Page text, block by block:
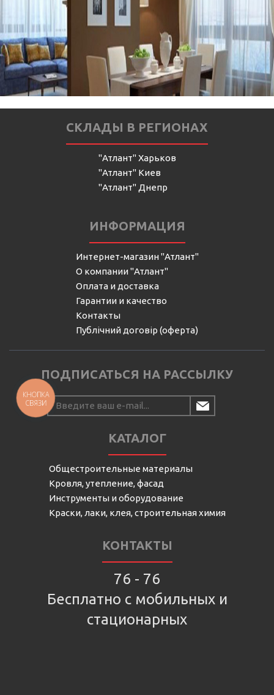
СКЛАДЫ В РЕГИОНАХ
"Атлант" Харьков
"Атлант" Киев
"Атлант" Днепр
ИНФОРМАЦИЯ
Интернет-магазин "Атлант"
О компании "Атлант"
Оплата и доставка
Гарантии и качество
Контакты
Публічний договір (оферта)
ПОДПИСАТЬСЯ НА РАССЫЛКУ
КАТАЛОГ
Общестроительные материалы
Кровля, утепление, фасад
Инструменты и оборудование
Краски, лаки, клея, строительная химия
КОНТАКТЫ
76 - 76
Бесплатно с мобильных и
стационарных
КНОПКА
СВЯЗИ